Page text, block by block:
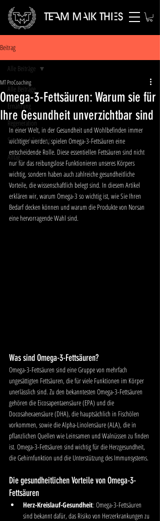
Beitrag
Alle Beiträge
Ernährung
Regeneration
Sport und Training
Alltag
Alle Beiträge
Omega-3-Fettsäuren: Warum sie für
Ihre Gesundheit unverzichtbar sind
MT ProCoaching
In einer Welt, in der Gesundheit und Wohlbefinden immer
wichtiger werden, spielen Omega-3-Fettsäuren eine
entscheidende Rolle. Diese essentiellen Fettsäuren sind nicht
nur für das reibungslose Funktionieren unseres Körpers
wichtig, sondern haben auch zahlreiche gesundheitliche
Vorteile, die wissenschaftlich belegt sind. In diesem Artikel
erklären wir, warum Omega-3 so wichtig ist, wie Sie Ihren
Bedarf decken können und warum die Produkte von Norsan
eine hervorragende Wahl sind.
Was sind Omega-3-Fettsäuren?
Omega-3-Fettsäuren sind eine Gruppe von mehrfach
ungesättigten Fettsäuren, die für viele Funktionen im Körper
unerlässlich sind. Zu den bekanntesten Omega-3-Fettsäuren
gehören die Eicosapentaensäure (EPA) und die
Docosahexaensäure (DHA), die hauptsächlich in Fischölen
vorkommen, sowie die Alpha-Linolensäure (ALA), die in
pflanzlichen Quellen wie Leinsamen und Walnüssen zu finden
ist. Omega-3-Fettsäuren sind wichtig für die Herzgesundheit,
die Gehirnfunktion und die Unterstützung des Immunsystems.
Die gesundheitlichen Vorteile von Omega-3-
Fettsäuren
Herz-Kreislauf-Gesundheit: Omega-3-Fettsäuren
sind bekannt dafür, das Risiko von Herzerkrankungen zu